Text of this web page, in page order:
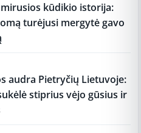
kūdikio istorija:
turėjusi mergytė gavo
audra Pietryčių Lietuvoje:
stiprius vėjo gūsius ir